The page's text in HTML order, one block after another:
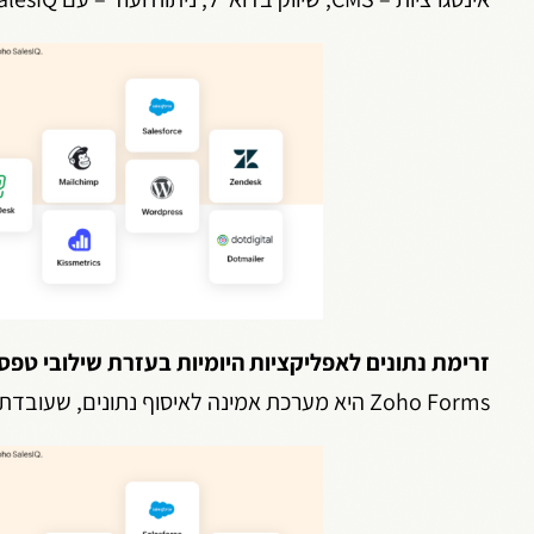
זרימת נתונים לאפליקציות היומיות בעזרת שילובי
Zoho Forms היא מערכת אמינה לאיסוף נתונים, שעובדת עם יישומים שונים באמצעות אינטרגציה.